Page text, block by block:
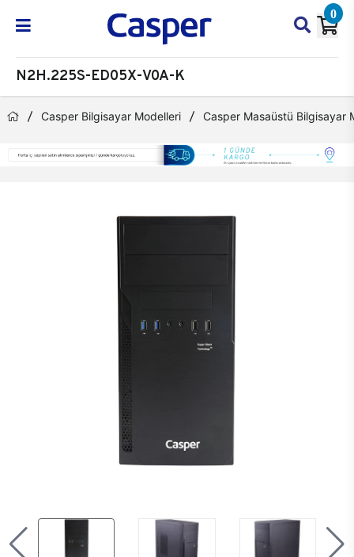
0
N2H.225S-ED05X-V0A-K
Casper Bilgisayar Modelleri Casper Masaüstü Bilgisayar